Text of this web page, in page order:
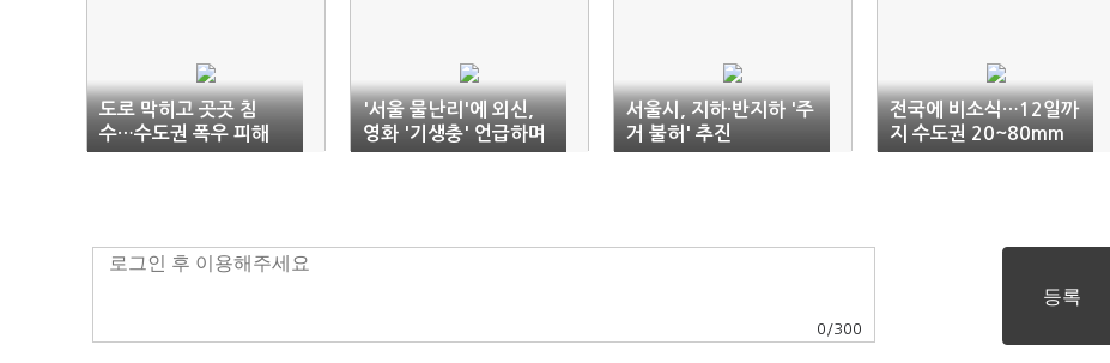
도로 막히고 곳곳 침
수…수도권 폭우 피해
속출
'서울 물난리'에 외신,
영화 '기생충' 언급하며
'반지하' 주목
서울시, 지하·반지하 '주
거 불허' 추진
전국에 비소식…12일까
지 수도권 20~80mm
예고
0 /300